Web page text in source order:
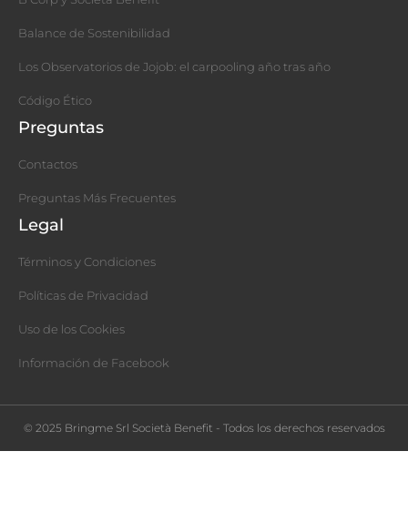
Balance de Sostenibilidad
Los Observatorios de Jojob: el carpooling año tras año​
Código Ético
Preguntas
Contactos
Preguntas Más Frecuentes
Legal
Términos y Condiciones
Políticas de Privacidad
Uso de los Cookies
Información de Facebook
© 2025 Bringme Srl Società Benefit - Todos los derechos reservados